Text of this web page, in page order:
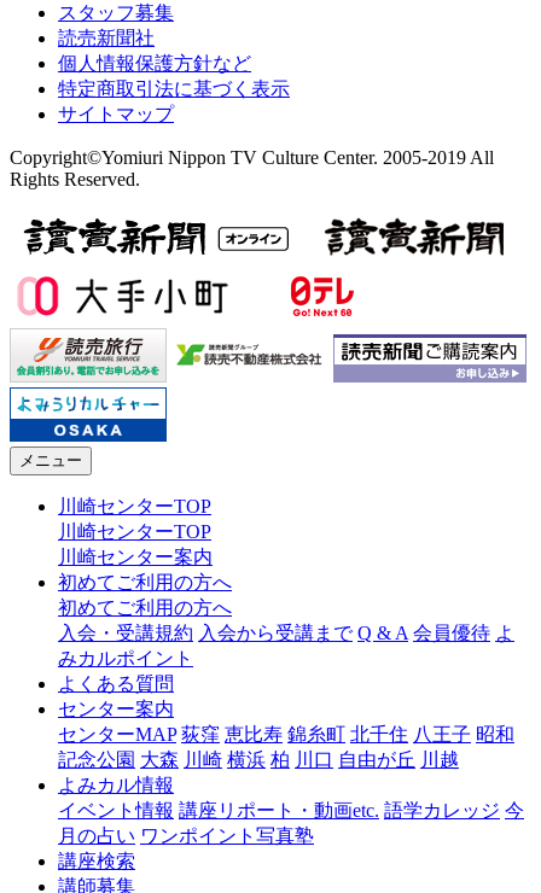
スタッフ募集
読売新聞社
個人情報保護方針など
特定商取引法に基づく表示
サイトマップ
Copyright©Yomiuri Nippon TV Culture Center. 2005-2019 All
Rights Reserved.
メニュー
川崎センターTOP
川崎センターTOP
川崎センター案内
初めてご利用の方へ
初めてご利用の方へ
入会・受講規約 入会から受講まで Q & A 会員優待 よ
みカルポイント
よくある質問
センター案内
センターMAP 荻窪 恵比寿 錦糸町 北千住 八王子 昭和
記念公園 大森 川崎 横浜 柏 川口 自由が丘 川越
よみカル情報
イベント情報 講座リポート・動画etc. 語学カレッジ 今
月の占い ワンポイント写真塾
講座検索
講師募集